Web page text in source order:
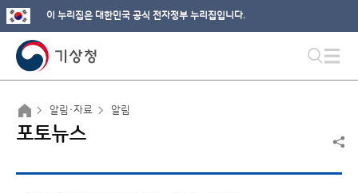
이 누리집은 대한민국 공식 전자정부 누리집입니다.
알림·자료 알림
포토뉴스